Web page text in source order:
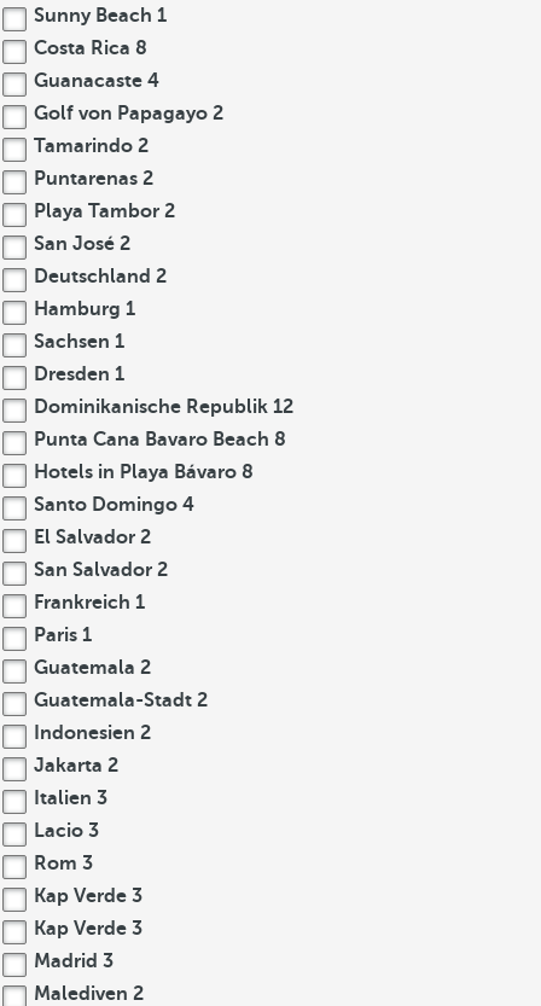
Sunny Beach 1
Costa Rica 8
Guanacaste 4
Golf von Papagayo 2
Tamarindo 2
Puntarenas 2
Playa Tambor 2
San José 2
Deutschland 2
Hamburg 1
Sachsen 1
Dresden 1
Dominikanische Republik 12
Punta Cana Bavaro Beach 8
Hotels in Playa Bávaro 8
Santo Domingo 4
El Salvador 2
San Salvador 2
Frankreich 1
Paris 1
Guatemala 2
Guatemala-Stadt 2
Indonesien 2
Jakarta 2
Italien 3
Lacio 3
Rom 3
Kap Verde 3
Kap Verde 3
Madrid 3
Malediven 2